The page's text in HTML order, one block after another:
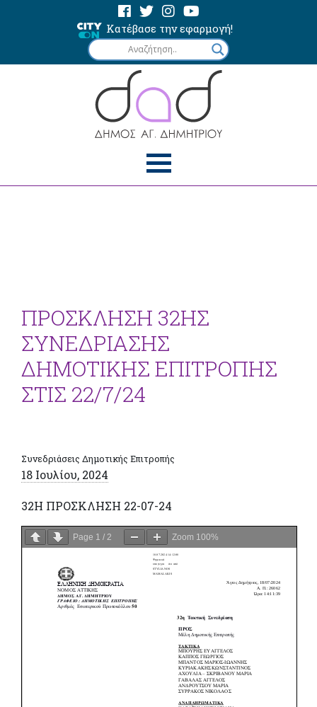
Κατέβασε την εφαρμογή!
ΠΡΟΣΚΛΗΣΗ 32ΗΣ
ΣΥΝΕΔΡΙΑΣΗΣ
ΔΗΜΟΤΙΚΗΣ ΕΠΙΤΡΟΠΗΣ
ΣΤΙΣ 22/7/24
Συνεδριάσεις Δημοτικής Επιτροπής
18 Ιουλίου, 2024
32H ΠΡΟΣΚΛΗΣΗ 22-07-24
Page 1 / 2 Zoom 100%